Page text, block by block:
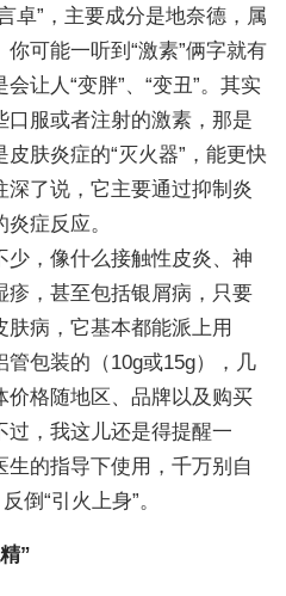
卓”，主要成分是地奈德，属
可能一听到“激素”俩字就有
让人“变胖”、“变丑”。其实
口服或者注射的激素，那是
肤炎症的“灭火器”，能更快
了说，它主要通过抑制炎
症反应。
，像什么接触性皮炎、神
疹，甚至包括银屑病，只要
病，它基本都能派上用
包装的（10g或15g），几
价格随地区、品牌以及购买
过，我这儿还是得提醒一
的指导下使用，千万别自
倒“引火上身”。
”